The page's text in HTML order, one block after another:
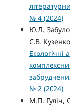
№ 4 (2024)
Ю.Л.
С.В.
Екологічні
№ 2 (2024)
М.П. Гуліч,